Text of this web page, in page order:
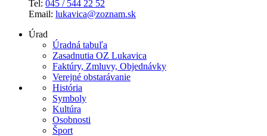
Tel: 045 / 544 22 52
Email: lukavica@zoznam.sk
Úrad
Úradná tabuľa
Zasadnutia OZ Lukavica
Faktúry, Zmluvy, Objednávky
Verejné obstarávanie
História
Symboly
Kultúra
Osobnosti
Šport